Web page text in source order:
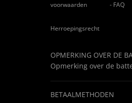
voorwaarden
- FAQ
Herroepingsrecht
OPMERKING OVER DE
Opmerking over de
BETAALMETHODEN